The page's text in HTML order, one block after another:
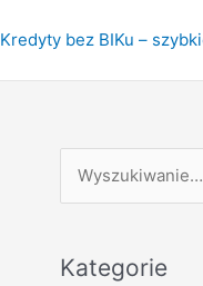
Kredyty bez BIKu –
k
Kategorie